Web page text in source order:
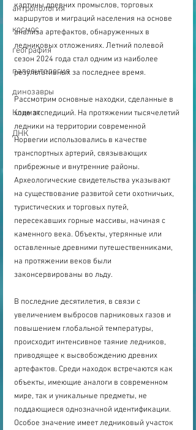
антропология
космос
география
палеонтология
динозавры
Климат
ДНК
картины древних промыслов, торговых
маршрутов и миграций населения на основе
анализа артефактов, обнаруженных в
ледниковых отложениях. Летний полевой
сезон 2024 года стал одним из наиболее
результативных за последнее время.
Рассмотрим основные находки, сделанные в
ходе экспедиций. На протяжении тысячелетий
ледники на территории современной
Норвегии использовались в качестве
транспортных артерий, связывающих
прибрежные и внутренние районы.
Археологические свидетельства указывают
на существование развитой сети охотничьих,
туристических и торговых путей,
пересекавших горные массивы, начиная с
каменного века. Объекты, утерянные или
оставленные древними путешественниками,
на протяжении веков были
законсервированы во льду.
В последние десятилетия, в связи с
увеличением выбросов парниковых газов и
повышением глобальной температуры,
происходит интенсивное таяние ледников,
приводящее к высвобождению древних
артефактов. Среди находок встречаются как
объекты, имеющие аналоги в современном
мире, так и уникальные предметы, не
поддающиеся однозначной идентификации.
Особое значение имеет ледниковый участок